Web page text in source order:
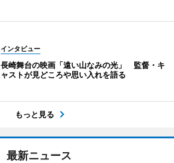
インタビュー
長崎舞台の映画「遠い山なみの光」 監督・キ
ャストが見どころや思い入れを語る
もっと見る
最新ニュース